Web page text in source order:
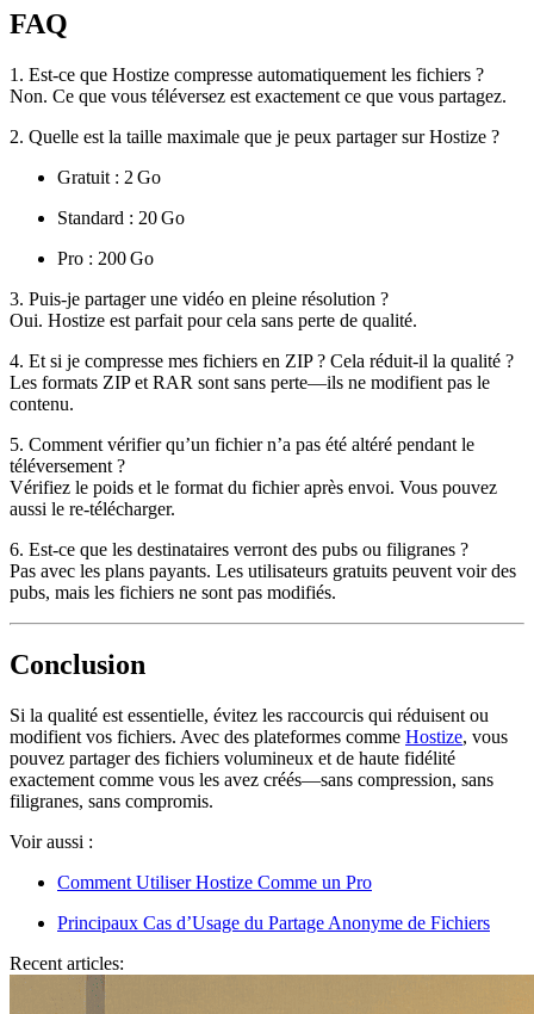
FAQ
1. Est-ce que Hostize compresse automatiquement les fichiers ?
Non. Ce que vous téléversez est exactement ce que vous partagez.
2. Quelle est la taille maximale que je peux partager sur Hostize ?
Gratuit : 2 Go
Standard : 20 Go
Pro : 200 Go
3. Puis-je partager une vidéo en pleine résolution ?
Oui. Hostize est parfait pour cela sans perte de qualité.
4. Et si je compresse mes fichiers en ZIP ? Cela réduit-il la qualité ?
Les formats ZIP et RAR sont sans perte—ils ne modifient pas le
contenu.
5. Comment vérifier qu’un fichier n’a pas été altéré pendant le
téléversement ?
Vérifiez le poids et le format du fichier après envoi. Vous pouvez
aussi le re-télécharger.
6. Est-ce que les destinataires verront des pubs ou filigranes ?
Pas avec les plans payants. Les utilisateurs gratuits peuvent voir des
pubs, mais les fichiers ne sont pas modifiés.
Conclusion
Si la qualité est essentielle, évitez les raccourcis qui réduisent ou
modifient vos fichiers. Avec des plateformes comme Hostize, vous
pouvez partager des fichiers volumineux et de haute fidélité
exactement comme vous les avez créés—sans compression, sans
filigranes, sans compromis.
Voir aussi :
Comment Utiliser Hostize Comme un Pro
Principaux Cas d’Usage du Partage Anonyme de Fichiers
Recent articles: